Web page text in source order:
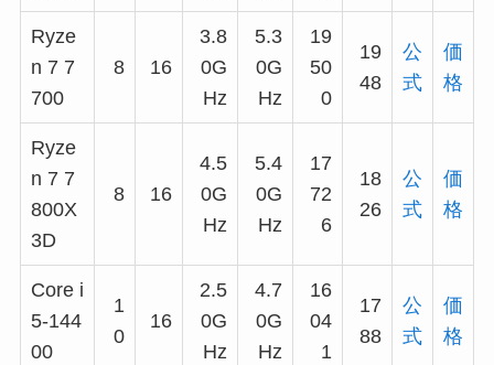
Ryze
n 7 7
700
8 16
3.8
0G
Hz
5.3
0G
Hz
19
50
0
19
48
公
式
価
格
Ryze
n 7 7
800X
3D
8 16
4.5
0G
Hz
5.4
0G
Hz
17
72
6
18
26
公
式
価
格
Core i
5-144
00
1
0
16
2.5
0G
Hz
4.7
0G
Hz
16
04
1
17
88
公
式
価
格